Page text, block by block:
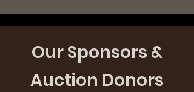
Our Sponsors &
Auction Donors